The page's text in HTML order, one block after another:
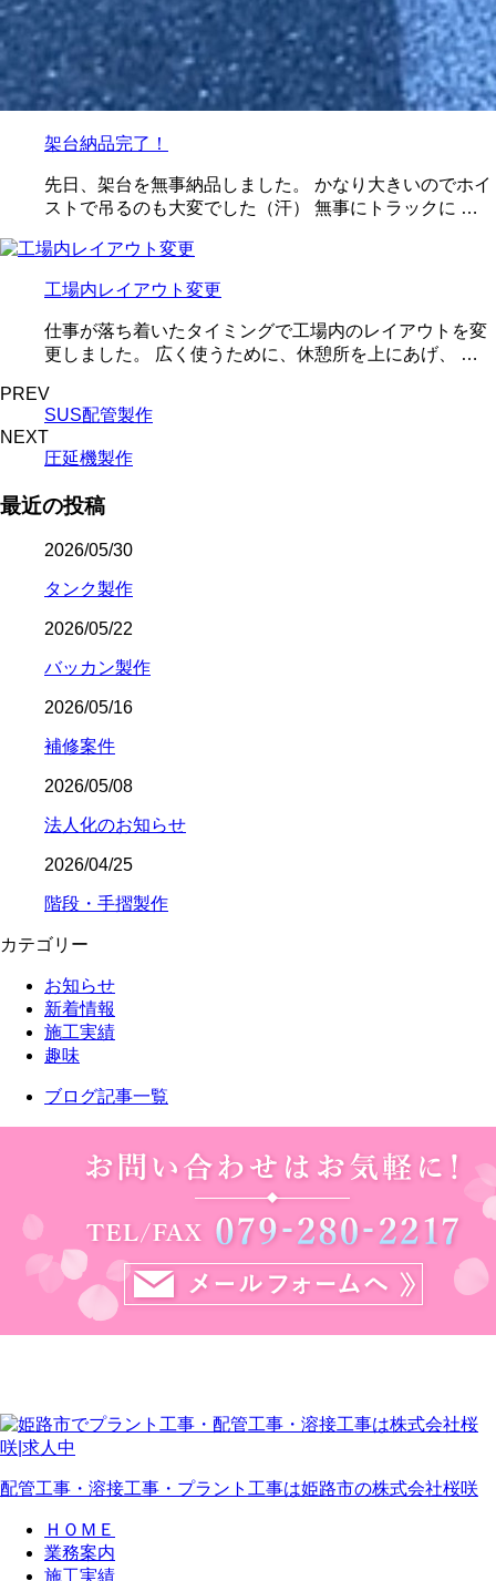
架台納品完了！
先日、架台を無事納品しました。 かなり大きいのでホイ
ストで吊るのも大変でした（汗） 無事にトラックに …
工場内レイアウト変更
仕事が落ち着いたタイミングで工場内のレイアウトを変
更しました。 広く使うために、休憩所を上にあげ、 …
PREV
SUS配管製作
NEXT
圧延機製作
最近の投稿
2026/05/30
タンク製作
2026/05/22
バッカン製作
2026/05/16
補修案件
2026/05/08
法人化のお知らせ
2026/04/25
階段・手摺製作
カテゴリー
お知らせ
新着情報
施工実績
趣味
ブログ記事一覧
配管工事・溶接工事・プラント工事は姫路市の株式会社桜咲
ＨＯＭＥ
業務案内
施工実績